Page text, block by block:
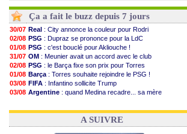
Ça a fait le buzz depuis 7 jours
30/07 Real : City annonce la couleur pour Rodri
02/08 PSG : Dupraz se prononce pour la LdC
01/08 PSG : c'est bouclé pour Akliouche !
31/07 OM : Meunier avait un accord avec le club
02/08 PSG : le Barça fixe son prix pour Torres
01/08 Barça : Torres souhaite rejoindre le PSG !
03/08 FIFA : Infantino sollicite Trump
03/08 Argentine : quand Medina recadre... sa mère
03/08 OM: Paixão attire un 2e club anglais
A SUIVRE